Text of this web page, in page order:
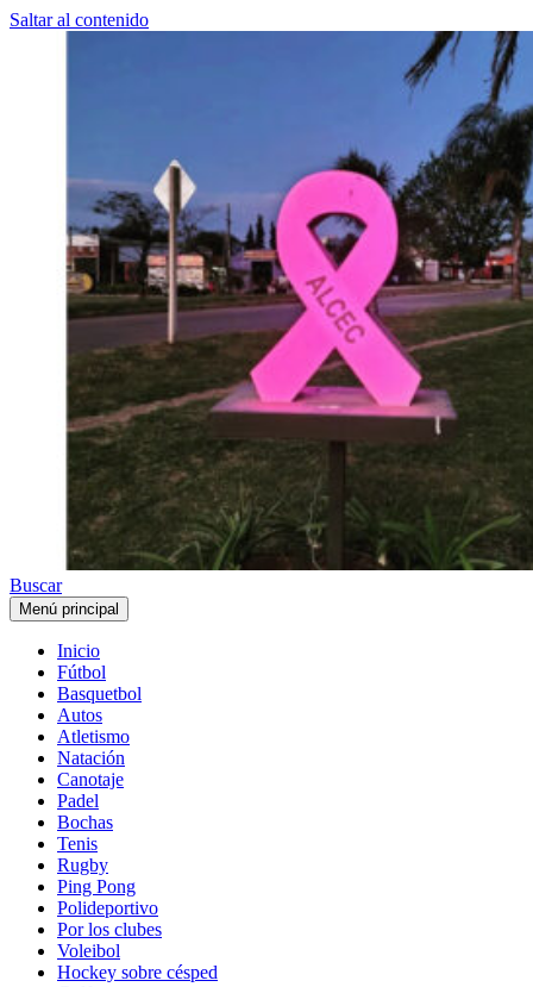
Saltar al contenido
Buscar
Menú principal
Inicio
Fútbol
Basquetbol
Autos
Atletismo
Natación
Canotaje
Padel
Bochas
Tenis
Rugby
Ping Pong
Polideportivo
Por los clubes
Voleibol
Hockey sobre césped